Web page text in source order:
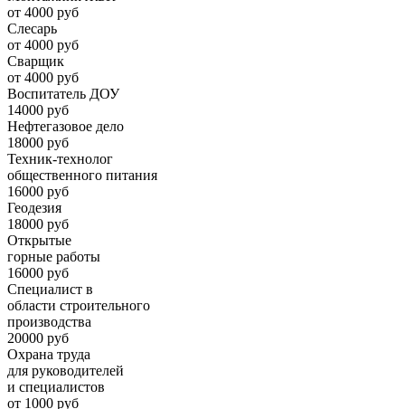
от 4000 руб
Слесарь
от 4000 руб
Сварщик
от 4000 руб
Воспитатель ДОУ
14000 руб
Нефтегазовое дело
18000 руб
Техник-технолог
общественного питания
16000 руб
Геодезия
18000 руб
Открытые
горные работы
16000 руб
Специалист в
области строительного
производства
20000 руб
Охрана труда
для руководителей
и специалистов
от 1000 руб